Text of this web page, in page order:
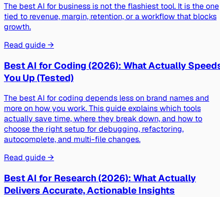
The best AI for business is not the flashiest tool. It is the one
tied to revenue, margin, retention, or a workflow that blocks
growth.
Read guide →
Best AI for Coding (2026): What Actually
You Up (Tested)
The best AI for coding depends less on brand names and
more on how you work. This guide explains which tools
actually save time, where they break down, and how to
choose the right setup for debugging, refactoring,
autocomplete, and multi-file changes.
Read guide →
Best AI for Research (2026): What Actually
Delivers Accurate, Actionable Insights